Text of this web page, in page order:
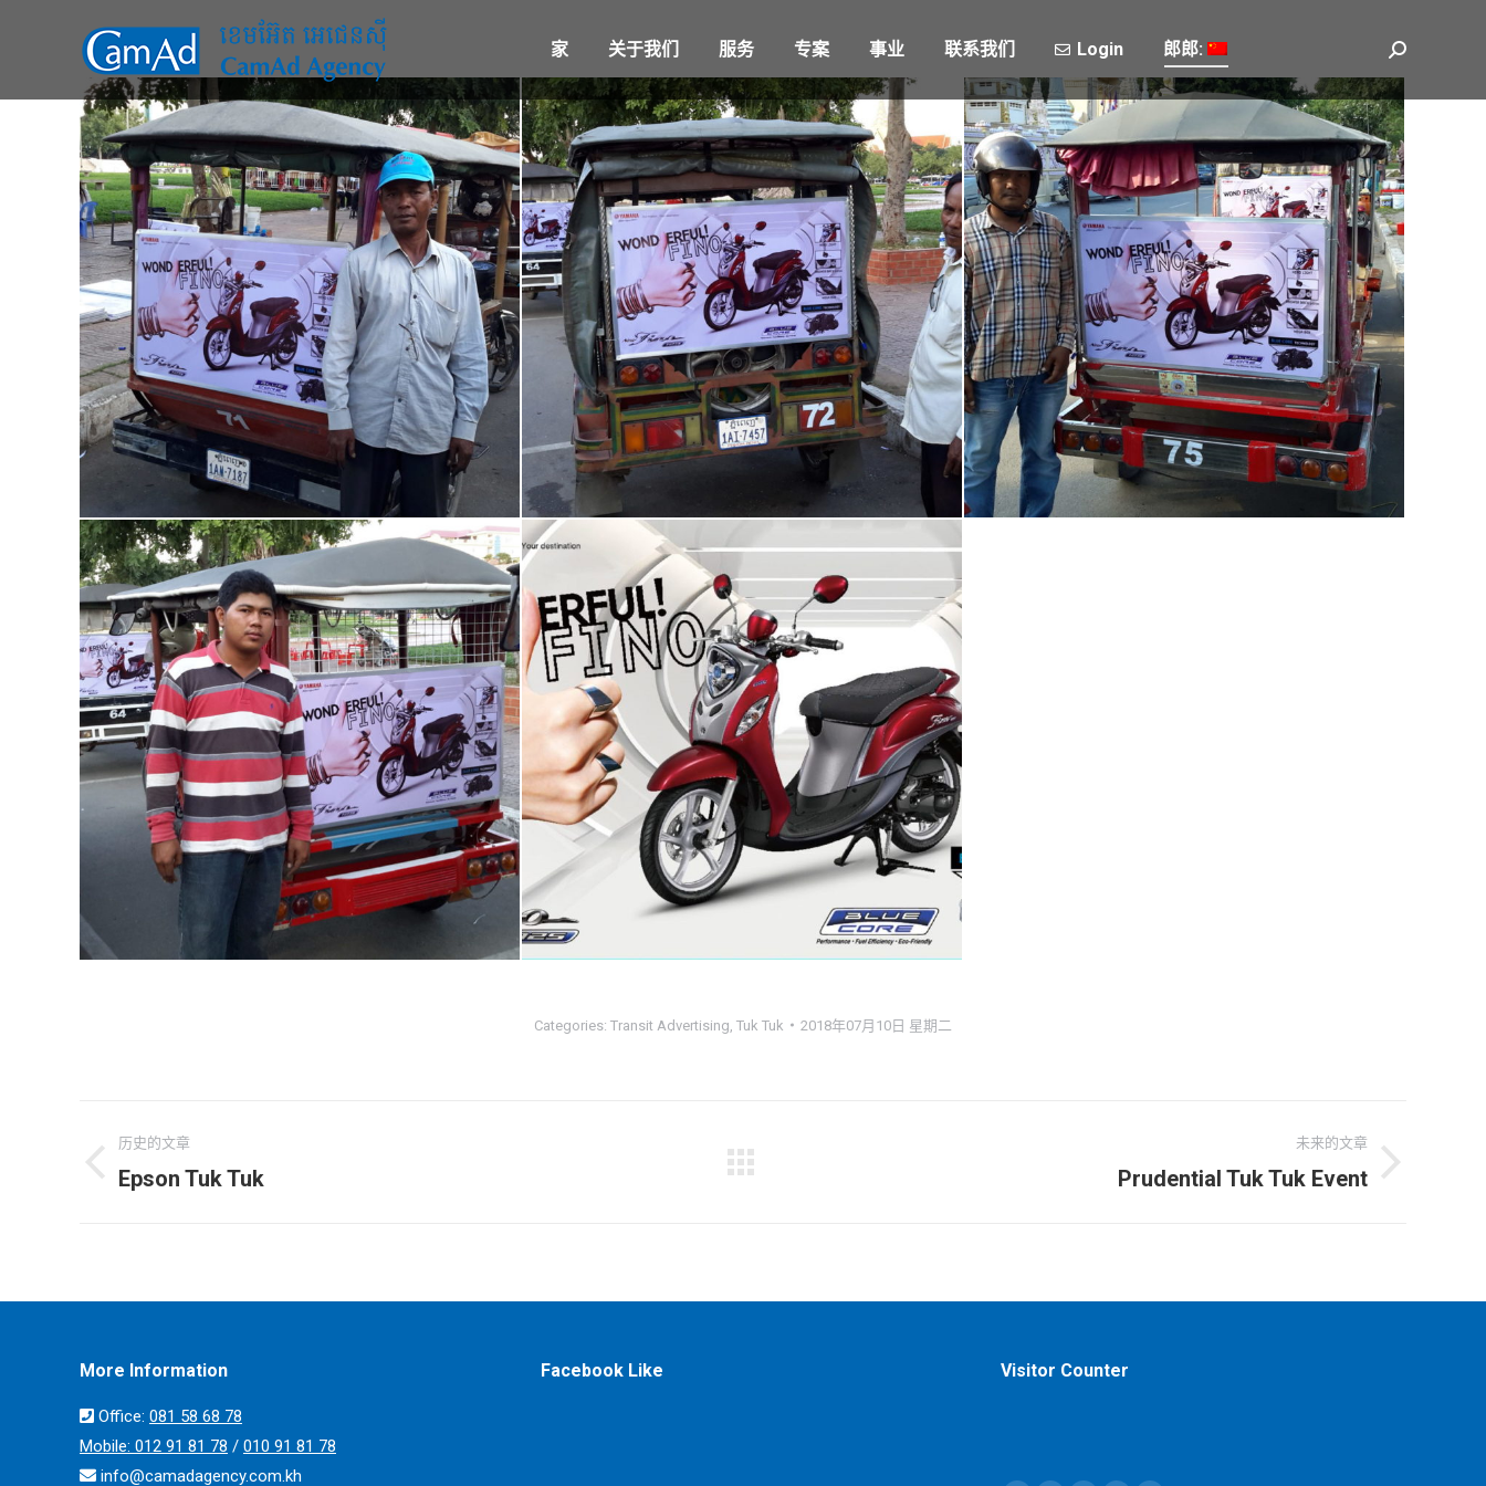
家 关于我们 服务 专案 事业 联系我们 Login 郎郎: Search:
Categories: Transit Advertising Tuk Tuk 2018年07月10日 星期二
册
历史的文章
上
册：
Epson Tuk Tuk
未来的文章
册：
Prudential Tuk Tuk Event
More Information
Office: ​​081 58 68 78
Mobile: 012 91 81 78 / 010 91 81 78
info@camadagency.com.kh
Facebook Like Visitor Counter